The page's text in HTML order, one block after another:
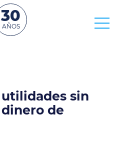
30
AÑOS
utilidades sin
de